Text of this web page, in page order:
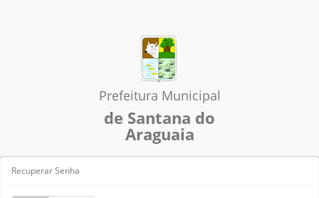
Prefeitura Municipal
de Santana do
Araguaia
Recuperar Senha